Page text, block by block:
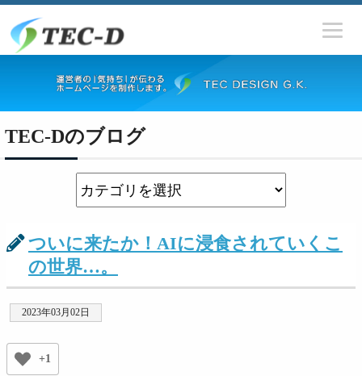
TEC-Dのブログ
ついに来たか！AIに浸食されていくこ
の世界…。
2023年03月02日
+1